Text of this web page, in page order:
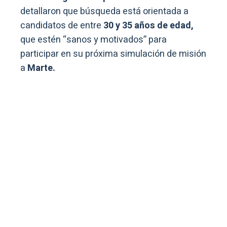
detallaron que búsqueda está orientada a
candidatos de entre 30 y 35 años de edad,
que estén “sanos y motivados” para
participar en su próxima simulación de misión
a Marte.